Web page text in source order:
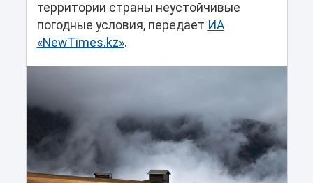
территории страны неустойчивые
погодные условия, передает ИА
«NewTimes.kz».